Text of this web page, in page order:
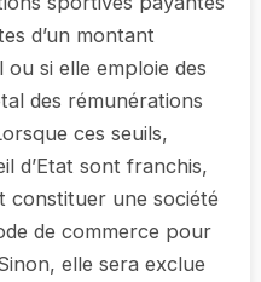
d’un montant
si elle emploie des
des rémunérations
ces seuils,
d’Etat sont franchis,
constituer une société
de commerce pour
elle sera exclue